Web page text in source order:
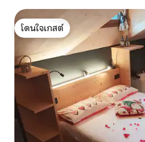
โดนใจเกสต์
โดนใจเกสต์